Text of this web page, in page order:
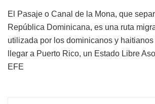
El Pasaje o Canal de la Mona, que
República Dominicana, es una ruta
utilizada por los dominicanos y
llegar a Puerto Rico, un Estado Libre
EFE